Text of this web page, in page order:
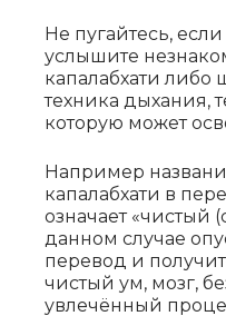
Не пугайтесь,
услышите
капалабхати либо
техника дыхания,
которую может
Например
капалабхати в
означает «чистый
данном случае
перевод и
чистый ум, мозг,
увлечённый